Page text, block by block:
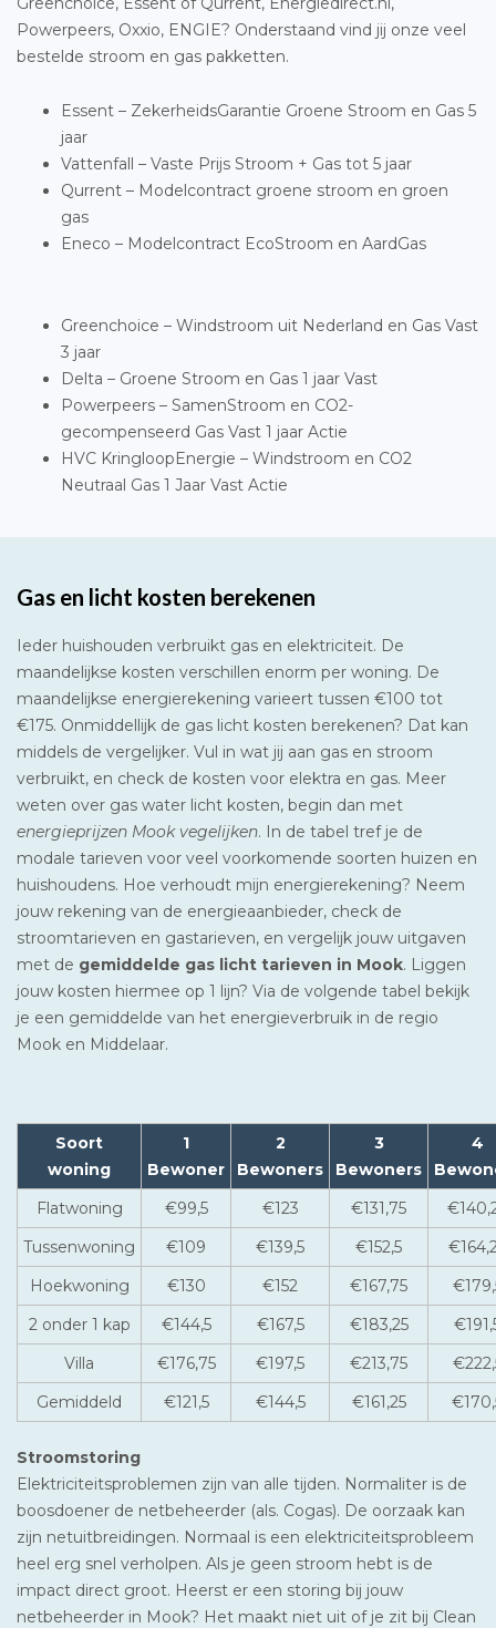
Powerpeers, Oxxio, ENGIE? Onderstaand vind jij onze veel
bestelde stroom en gas pakketten.
Essent – ZekerheidsGarantie Groene Stroom en Gas 5
jaar
Vattenfall – Vaste Prijs Stroom + Gas tot 5 jaar
Qurrent – Modelcontract groene stroom en groen
gas
Eneco – Modelcontract EcoStroom en AardGas
Greenchoice – Windstroom uit Nederland en Gas Vast
3 jaar
Delta – Groene Stroom en Gas 1 jaar Vast
Powerpeers – SamenStroom en CO2-
gecompenseerd Gas Vast 1 jaar Actie
HVC KringloopEnergie – Windstroom en CO2
Neutraal Gas 1 Jaar Vast Actie
Gas en licht kosten berekenen
Ieder huishouden verbruikt gas en elektriciteit. De
maandelijkse kosten verschillen enorm per woning. De
maandelijkse energierekening varieert tussen €100 tot
€175. Onmiddellijk de gas licht kosten berekenen? Dat kan
middels de vergelijker. Vul in wat jij aan gas en stroom
verbruikt, en check de kosten voor elektra en gas. Meer
weten over gas water licht kosten, begin dan met
energieprijzen Mook vegelijken. In de tabel tref je de
modale tarieven voor veel voorkomende soorten huizen en
huishoudens. Hoe verhoudt mijn energierekening? Neem
jouw rekening van de energieaanbieder, check de
stroomtarieven en gastarieven, en vergelijk jouw uitgaven
met de gemiddelde gas licht tarieven in Mook. Liggen
jouw kosten hiermee op 1 lijn? Via de volgende tabel bekijk
je een gemiddelde van het energieverbruik in de regio
Mook en Middelaar.
Soort
woning
1
Bewoner
2
Bewoners
3
Bewoners
4
Flatwoning
€99,5 €123 €131,75
Tussenwoning
€109 €139,5 €152,5
Hoekwoning
€130 €152 €167,75
2 onder 1 kap
€144,5 €167,5 €183,25
Villa
€176,75 €197,5 €213,75
Gemiddeld
€121,5 €144,5 €161,25
Stroomstoring
Elektriciteitsproblemen zijn van alle tijden. Normaliter is de
boosdoener de netbeheerder (als. Cogas). De oorzaak kan
zijn netuitbreidingen. Normaal is een elektriciteitsprobleem
heel erg snel verholpen. Als je geen stroom hebt is de
impact direct groot. Heerst er een storing bij jouw
netbeheerder in Mook? Het maakt niet uit of je zit bij Clean